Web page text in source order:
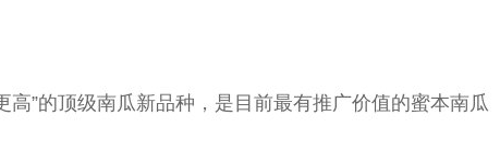
”的顶级南瓜新品种，是目前最有推广价值的蜜本南瓜